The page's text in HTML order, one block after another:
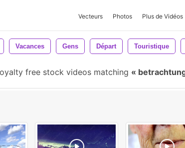
Vecteurs Photos Plus de Vidéos
Vacances Gens Départ Touristique
free stock videos matching